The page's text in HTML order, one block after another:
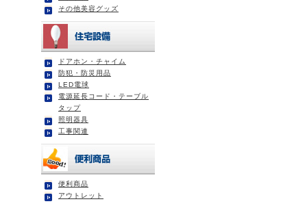
その他美容グッズ
ドアホン・チャイム
防犯・防災用品
LED電球
電源延長コード・テーブル
タップ
照明器具
工事関連
便利商品
アウトレット